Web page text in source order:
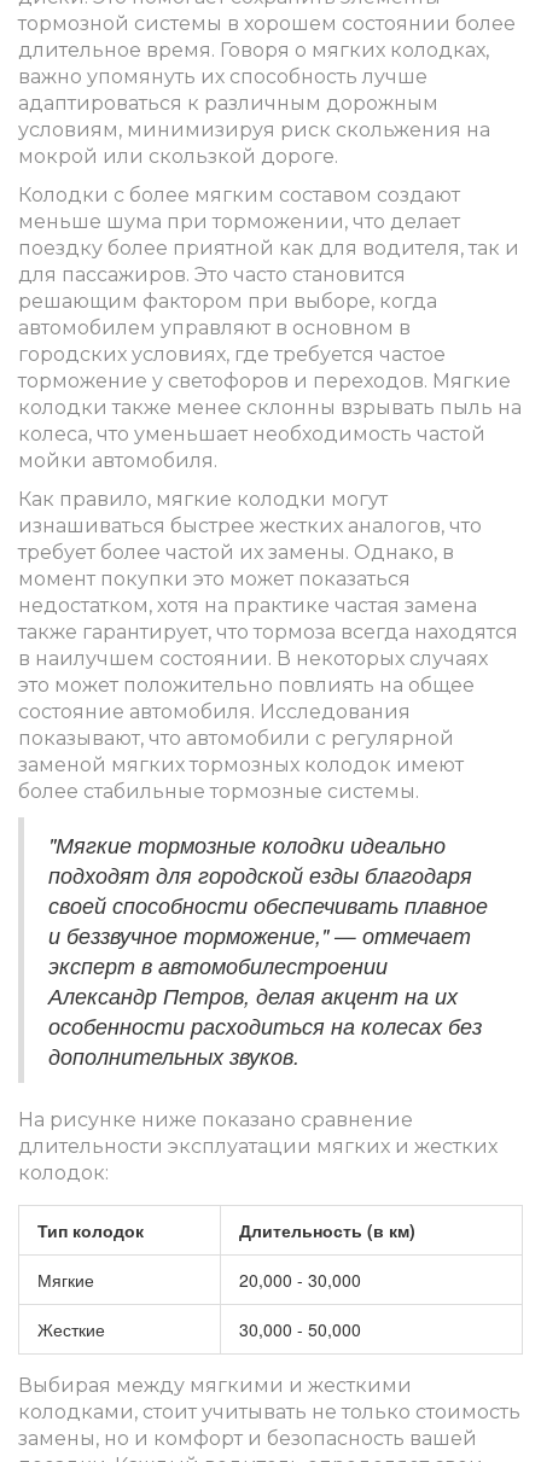
тормозной системы в хорошем состоянии более
длительное время. Говоря о мягких колодках,
важно упомянуть их способность лучше
адаптироваться к различным дорожным
условиям, минимизируя риск скольжения на
мокрой или скользкой дороге.
Колодки с более мягким составом создают
меньше шума при торможении, что делает
поездку более приятной как для водителя, так и
для пассажиров. Это часто становится
решающим фактором при выборе, когда
автомобилем управляют в основном в
городских условиях, где требуется частое
торможение у светофоров и переходов. Мягкие
колодки также менее склонны взрывать пыль на
колеса, что уменьшает необходимость частой
мойки автомобиля.
Как правило, мягкие колодки могут
изнашиваться быстрее жестких аналогов, что
требует более частой их замены. Однако, в
момент покупки это может показаться
недостатком, хотя на практике частая замена
также гарантирует, что тормоза всегда находятся
в наилучшем состоянии. В некоторых случаях
это может положительно повлиять на общее
состояние автомобиля. Исследования
показывают, что автомобили с регулярной
заменой мягких тормозных колодок имеют
более стабильные тормозные системы.
"Мягкие тормозные колодки идеально
подходят для городской езды благодаря
своей способности обеспечивать плавное
и беззвучное торможение," — отмечает
эксперт в автомобилестроении
Александр Петров, делая акцент на их
особенности расходиться на колесах без
дополнительных звуков.
На рисунке ниже показано сравнение
длительности эксплуатации мягких и жестких
колодок:
Тип колодок Длительность (в км)
Мягкие 20,000 - 30,000
Жесткие 30,000 - 50,000
Выбирая между мягкими и жесткими
колодками, стоит учитывать не только стоимость
замены, но и комфорт и безопасность вашей